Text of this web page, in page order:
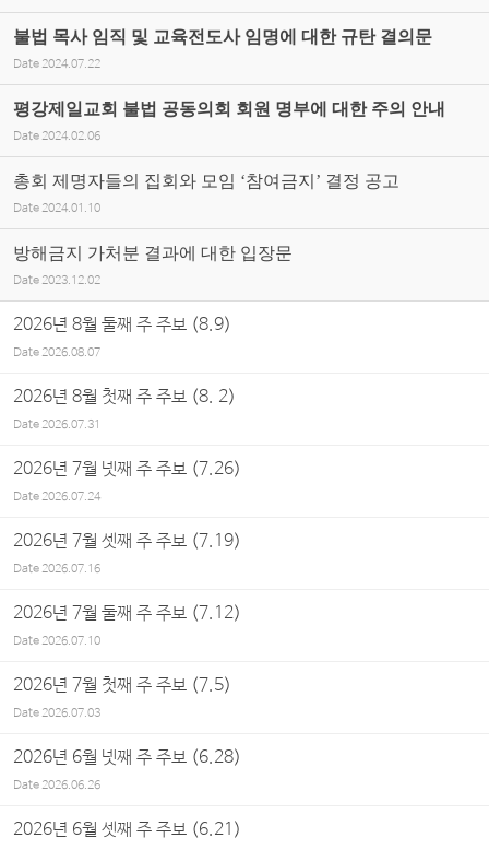
불법 목사 임직 및 교육전도사 임명에 대한 규탄 결의문
Date 2024.07.22
평강제일교회 불법 공동의회 회원 명부에 대한 주의 안내
Date 2024.02.06
총회 제명자들의 집회와 모임 ‘참여금지’ 결정 공고
Date 2024.01.10
방해금지 가처분 결과에 대한 입장문
Date 2023.12.02
2026년 8월 둘째 주 주보 (8.9)
Date2026.08.07
2026년 8월 첫째 주 주보 (8. 2)
Date2026.07.31
2026년 7월 넷째 주 주보 (7.26)
Date2026.07.24
2026년 7월 셋째 주 주보 (7.19)
Date2026.07.16
2026년 7월 둘째 주 주보 (7.12)
Date2026.07.10
2026년 7월 첫째 주 주보 (7.5)
Date2026.07.03
2026년 6월 넷째 주 주보 (6.28)
Date2026.06.26
2026년 6월 셋째 주 주보 (6.21)